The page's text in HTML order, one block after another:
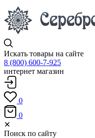
Искать товары на сайте
8 (800) 600-7-925
интернет магазин
0
0
✕
Поиск по сайту